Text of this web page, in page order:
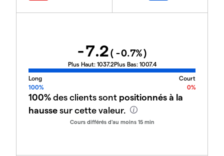
-7.2( -0.7%)
Plus Haut: 1037.2Plus Bas: 1007.4
Long
Court
100%
0%
100%des clients sont positionnés à la
haussesur cette valeur.
Cours différés d'au moins 15 min